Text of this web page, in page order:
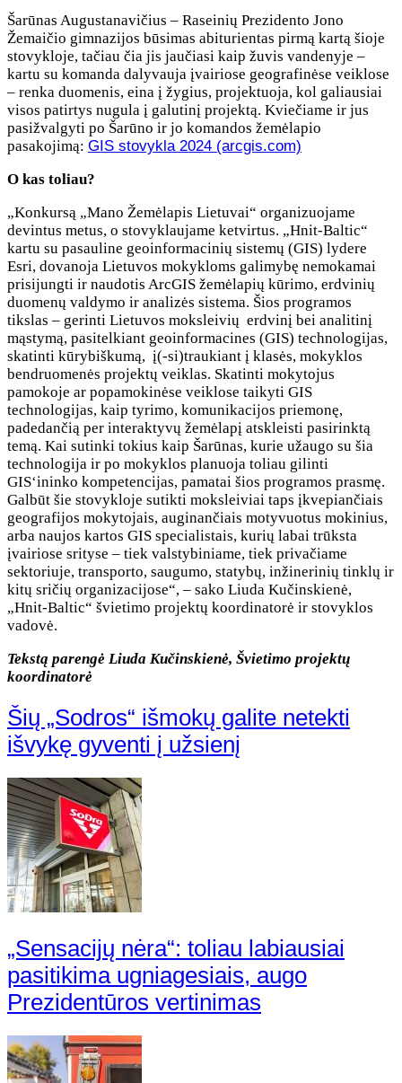
Šarūnas Augustanavičius – Raseinių Prezidento Jono
Žemaičio gimnazijos būsimas abiturientas pirmą kartą šioje
stovykloje, tačiau čia jis jaučiasi kaip žuvis vandenyje –
kartu su komanda dalyvauja įvairiose geografinėse veiklose
– renka duomenis, eina į žygius, projektuoja, kol galiausiai
visos patirtys nugula į galutinį projektą. Kviečiame ir jus
pasižvalgyti po Šarūno ir jo komandos žemėlapio
pasakojimą: GIS stovykla 2024 (arcgis.com)
O kas toliau?
„Konkursą „Mano Žemėlapis Lietuvai“ organizuojame
devintus metus, o stovyklaujame ketvirtus. „Hnit-Baltic“
kartu su pasauline geoinformacinių sistemų (GIS) lydere
Esri, dovanoja Lietuvos mokykloms galimybę nemokamai
prisijungti ir naudotis ArcGIS žemėlapių kūrimo, erdvinių
duomenų valdymo ir analizės sistema. Šios programos
tikslas – gerinti Lietuvos moksleivių erdvinį bei analitinį
mąstymą, pasitelkiant geoinformacines (GIS) technologijas,
skatinti kūrybiškumą, į(-si)traukiant į klasės, mokyklos
bendruomenės projektų veiklas. Skatinti mokytojus
pamokoje ar popamokinėse veiklose taikyti GIS
technologijas, kaip tyrimo, komunikacijos priemonę,
padedančią per interaktyvų žemėlapį atskleisti pasirinktą
temą. Kai sutinki tokius kaip Šarūnas, kurie užaugo su šia
technologija ir po mokyklos planuoja toliau gilinti
GIS‘ininko kompetencijas, pamatai šios programos prasmę.
Galbūt šie stovykloje sutikti moksleiviai taps įkvepiančiais
geografijos mokytojais, auginančiais motyvuotus mokinius,
arba naujos kartos GIS specialistais, kurių labai trūksta
įvairiose srityse – tiek valstybiniame, tiek privačiame
sektoriuje, transporto, saugumo, statybų, inžinerinių tinklų ir
kitų sričių organizacijose“, – sako Liuda Kučinskienė,
„Hnit-Baltic“ švietimo projektų koordinatorė ir stovyklos
vadovė.
Tekstą parengė Liuda Kučinskienė, Švietimo projektų
koordinatorė
Šių „Sodros“ išmokų galite netekti
išvykę gyventi į užsienį
„Sensacijų nėra“: toliau labiausiai
pasitikima ugniagesiais, augo
Prezidentūros vertinimas